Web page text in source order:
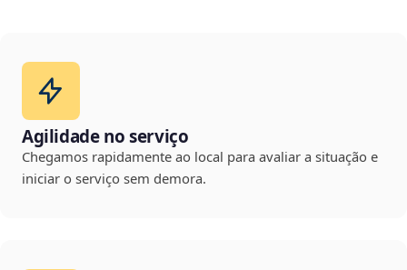
Agilidade no serviço
Chegamos rapidamente ao local para avaliar a situação e
iniciar o serviço sem demora.